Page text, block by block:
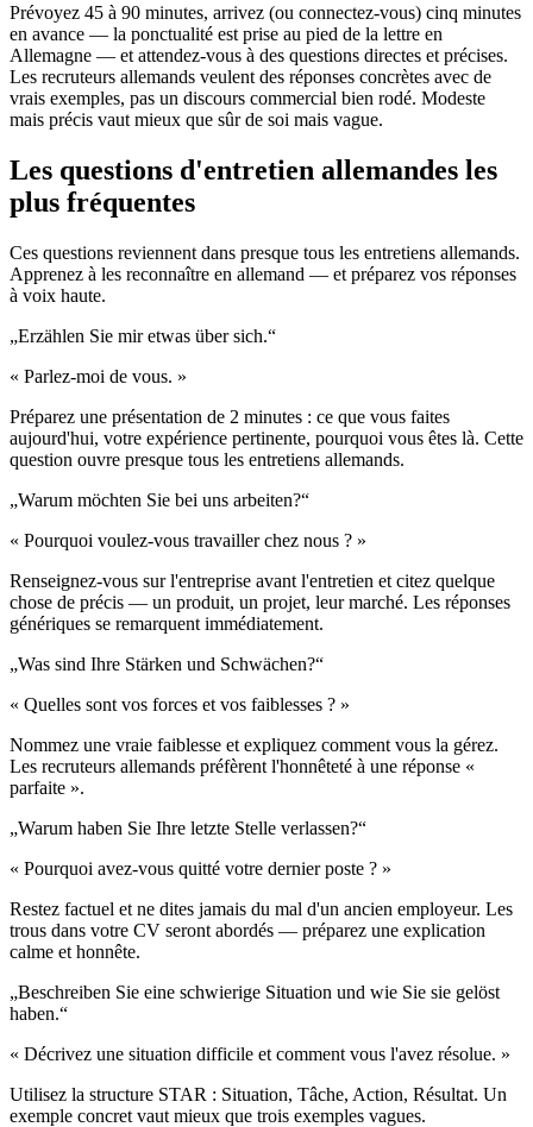
Prévoyez 45 à 90 minutes, arrivez (ou connectez-vous) cinq minutes
en avance — la ponctualité est prise au pied de la lettre en
Allemagne — et attendez-vous à des questions directes et précises.
Les recruteurs allemands veulent des réponses concrètes avec de
vrais exemples, pas un discours commercial bien rodé. Modeste
mais précis vaut mieux que sûr de soi mais vague.
Les questions d'entretien allemandes les
plus fréquentes
Ces questions reviennent dans presque tous les entretiens allemands.
Apprenez à les reconnaître en allemand — et préparez vos réponses
à voix haute.
„Erzählen Sie mir etwas über sich.“
« Parlez-moi de vous. »
Préparez une présentation de 2 minutes : ce que vous faites
aujourd'hui, votre expérience pertinente, pourquoi vous êtes là. Cette
question ouvre presque tous les entretiens allemands.
„Warum möchten Sie bei uns arbeiten?“
« Pourquoi voulez-vous travailler chez nous ? »
Renseignez-vous sur l'entreprise avant l'entretien et citez quelque
chose de précis — un produit, un projet, leur marché. Les réponses
génériques se remarquent immédiatement.
„Was sind Ihre Stärken und Schwächen?“
« Quelles sont vos forces et vos faiblesses ? »
Nommez une vraie faiblesse et expliquez comment vous la gérez.
Les recruteurs allemands préfèrent l'honnêteté à une réponse «
parfaite ».
„Warum haben Sie Ihre letzte Stelle verlassen?“
« Pourquoi avez-vous quitté votre dernier poste ? »
Restez factuel et ne dites jamais du mal d'un ancien employeur. Les
trous dans votre CV seront abordés — préparez une explication
calme et honnête.
„Beschreiben Sie eine schwierige Situation und wie Sie sie gelöst
haben.“
« Décrivez une situation difficile et comment vous l'avez résolue. »
Utilisez la structure STAR : Situation, Tâche, Action, Résultat. Un
exemple concret vaut mieux que trois exemples vagues.